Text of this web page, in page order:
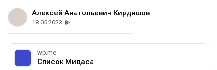
Алексей Анатольевич Кирдяшов
18.05.2023
wp.me
Список Мидаса